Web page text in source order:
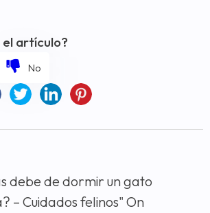
el artículo?
debe de dormir un gato
– Cuidados felinos" On